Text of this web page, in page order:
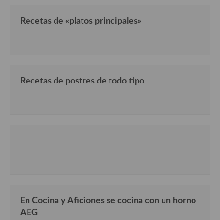
Cocina de Nicaragua
Cocina Siria
Recetas de «platos principales»
Recetas de postres de todo tipo
En Cocina y Aficiones se cocina con un horno
AEG